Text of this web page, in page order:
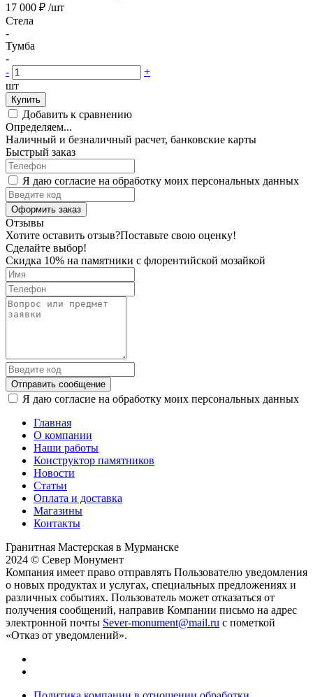
17 000 ₽ /шт
Стела
-
Тумба
-
-
+
шт
Купить
Добавить к сравнению
Определяем...
Наличный и безналичный расчет, банковские карты
Быстрый заказ
Я даю согласие на обработку моих персональных данных
Оформить заказ
Отзывы
Хотите оставить отзыв?Поставьте свою оценку!
Сделайте выбор!
Скидка 10% на памятники с флорентийской мозайкой
Отправить сообщение
Я даю согласие на обработку моих персональных данных
Главная
О компании
Наши работы
Конструктор памятников
Новости
Статьи
Оплата и доставка
Магазины
Контакты
Гранитная Мастерская в Мурманске
2024 © Север Монумент
Компания имеет право отправлять Пользователю уведомления
о новых продуктах и услугах, специальных предложениях и
различных событиях. Пользователь может отказаться от
получения сообщений, направив Компании письмо на адрес
электронной почты Sever-monument@mail.ru с пометкой
«Отказ от уведомлений».